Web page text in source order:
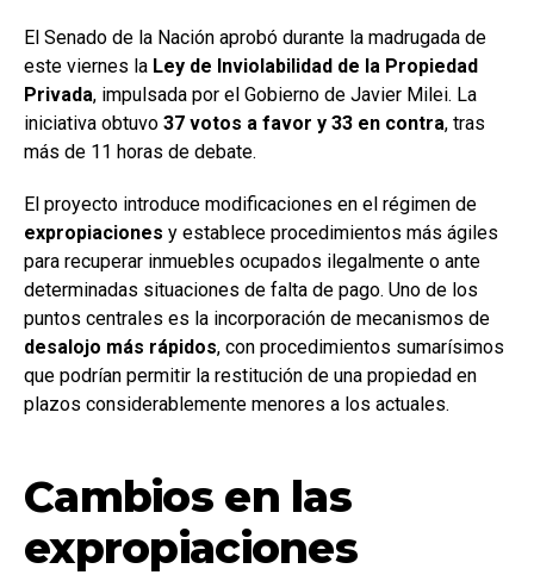
El Senado de la Nación aprobó durante la madrugada de
este viernes la Ley de Inviolabilidad de la Propiedad
Privada, impulsada por el Gobierno de Javier Milei. La
iniciativa obtuvo 37 votos a favor y 33 en contra, tras
más de 11 horas de debate.
El proyecto introduce modificaciones en el régimen de
expropiaciones y establece procedimientos más ágiles
para recuperar inmuebles ocupados ilegalmente o ante
determinadas situaciones de falta de pago. Uno de los
puntos centrales es la incorporación de mecanismos de
desalojo más rápidos, con procedimientos sumarísimos
que podrían permitir la restitución de una propiedad en
plazos considerablemente menores a los actuales.
Cambios en las
expropiaciones